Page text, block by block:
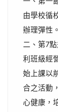
由學校循
辦理彈性。
二、第7
利班級經
始上課以
合之活動
心健康，